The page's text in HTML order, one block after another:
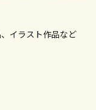
イラスト作品など